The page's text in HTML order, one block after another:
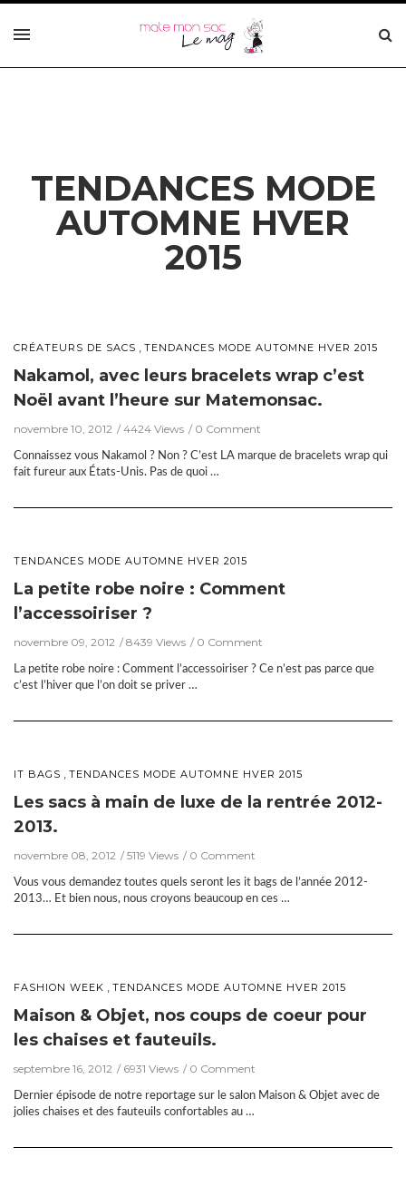
TENDANCES MODE
AUTOMNE HVER
2015
CRÉATEURS DE SACS TENDANCES MODE AUTOMNE HVER 2015
Nakamol, avec leurs bracelets wrap c’est
Noël avant l’heure sur Matemonsac.
novembre 10, 2012 4424 Views 0 Comment
Connaissez vous Nakamol ? Non ? C’est LA marque de bracelets wrap qui
fait fureur aux États-Unis. Pas de quoi …
TENDANCES MODE AUTOMNE HVER 2015
La petite robe noire : Comment
l’accessoiriser ?
novembre 09, 2012 8439 Views 0 Comment
La petite robe noire : Comment l’accessoiriser ? Ce n’est pas parce que
c’est l’hiver que l’on doit se priver …
IT BAGS TENDANCES MODE AUTOMNE HVER 2015
Les sacs à main de luxe de la rentrée 2012-
2013.
novembre 08, 2012 5119 Views 0 Comment
Vous vous demandez toutes quels seront les it bags de l’année 2012-
2013… Et bien nous, nous croyons beaucoup en ces …
FASHION WEEK TENDANCES MODE AUTOMNE HVER 2015
Maison & Objet, nos coups de coeur pour
les chaises et fauteuils.
septembre 16, 2012 6931 Views 0 Comment
Dernier épisode de notre reportage sur le salon Maison & Objet avec de
jolies chaises et des fauteuils confortables au …